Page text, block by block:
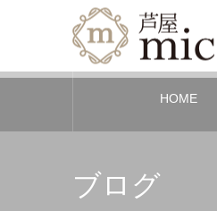
HOME
ブログ